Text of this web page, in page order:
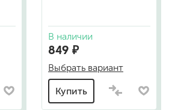
В наличии
849 ₽
Выбрать вариант
Купить